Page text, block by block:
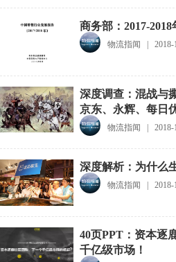
商务部：2017-
物流指闻 2018-
深度调查：混战与
京东、永辉、每日
物流指闻 | 2018-
深度解析：为什么
物流指闻 | 2018-
40页PPT：资本逐
千亿级市场！